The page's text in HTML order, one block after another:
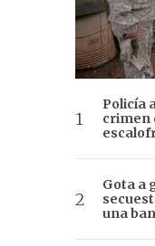
Policía
crimen
Gota a
una